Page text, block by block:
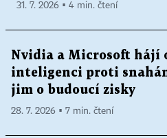
31. 7. 2026 ▪ 4 min. čtení
Nvidia a Microsoft hájí
inteligenci proti
jim o budoucí zisky
28. 7. 2026 ▪ 7 min. čtení